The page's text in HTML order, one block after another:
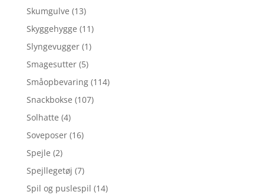
Skumgulve (13)
Skyggehygge (11)
Slyngevugger (1)
Smagesutter (5)
Småopbevaring (114)
Snackbokse (107)
Solhatte (4)
Soveposer (16)
Spejle (2)
Spejllegetøj (7)
Spil og puslespil (14)